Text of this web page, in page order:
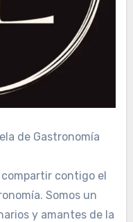
de Gastronomía
compartir contigo el
Somos un
y amantes de la